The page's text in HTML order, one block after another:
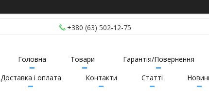
+380 (63) 502-12-75
Головна Товари
Гарантія/Повернення
Доставка і оплата
Контакти Статті